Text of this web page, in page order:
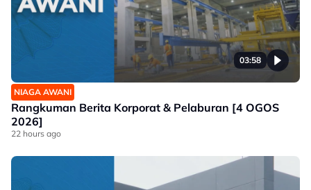
03:58
NIAGA AWANI
Rangkuman Berita Korporat & Pelaburan [4 OGOS
2026]
22 hours ago